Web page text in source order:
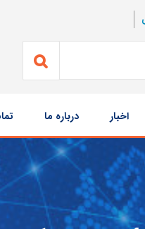
اخبار درباره ما